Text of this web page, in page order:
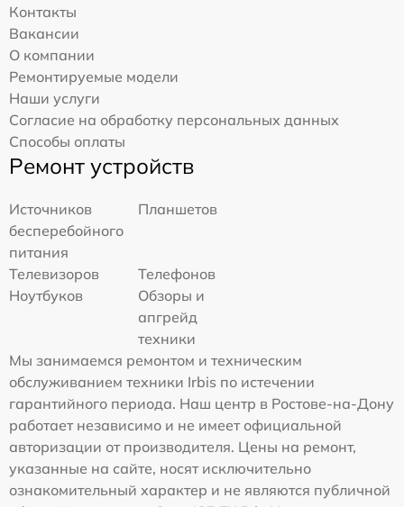
Контакты
Вакансии
О компании
Ремонтируемые модели
Наши услуги
Согласие на обработку персональных данных
Способы оплаты
Ремонт устройств
Источников
бесперебойного
питания
Планшетов
Телевизоров
Телефонов
Ноутбуков
Обзоры и
апгрейд
техники
Мы занимаемся ремонтом и техническим
обслуживанием техники Irbis по истечении
гарантийного периода. Наш центр в Ростове-на-Дону
работает независимо и не имеет официальной
авторизации от производителя. Цены на ремонт,
указанные на сайте, носят исключительно
ознакомительный характер и не являются публичной